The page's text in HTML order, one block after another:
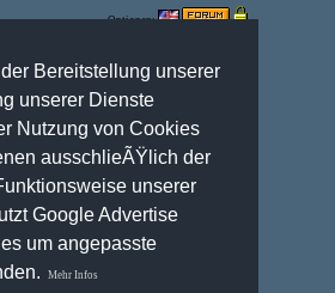
Bereitstellung unserer
unserer Dienste
Nutzung von Cookies
ausschlieÃŸlich der
unserer
Google Advertise
um angepasste
Mehr Infos
Optionen: